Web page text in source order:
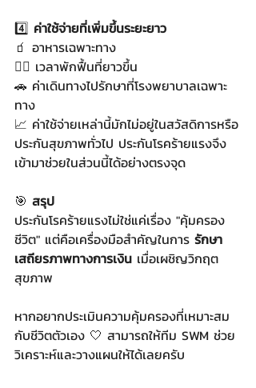
4️⃣ ค่าใช้จ่ายที่เพิ่มขึ้นระยะยาว
🧃 อาหารเฉพาะทาง
🧘‍♀️ เวลาพักฟื้นที่ยาวขึ้น
🚗 ค่าเดินทางไปรักษาที่โรงพยาบาลเฉพาะ
ทาง
📈 ค่าใช้จ่ายเหล่านี้มักไม่อยู่ในสวัสดิการหรือ
ประกันสุขภาพทั่วไป ประกันโรคร้ายแรงจึง
เข้ามาช่วยในส่วนนี้ได้อย่างตรงจุด
🎯 สรุป
ประกันโรคร้ายแรงไม่ใช่แค่เรื่อง "คุ้มครอง
ชีวิต" แต่คือเครื่องมือสำคัญในการ รักษา
เสถียรภาพทางการเงิน เมื่อเผชิญวิกฤต
สุขภาพ
หากอยากประเมินความคุ้มครองที่เหมาะสม
กับชีวิตตัวเอง 🤍 สามารถให้ทีม SWM ช่วย
วิเคราะห์และวางแผนให้ได้เลยครับ